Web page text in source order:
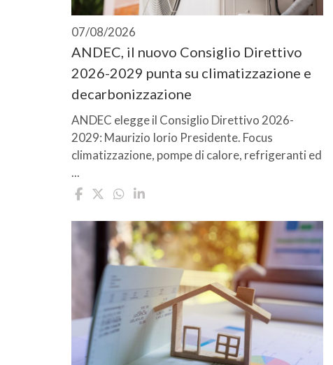
07/08/2026
ANDEC, il nuovo Consiglio Direttivo
2026-2029 punta su climatizzazione e
decarbonizzazione
ANDEC elegge il Consiglio Direttivo 2026-
2029: Maurizio Iorio Presidente. Focus
climatizzazione, pompe di calore, refrigeranti ed
...